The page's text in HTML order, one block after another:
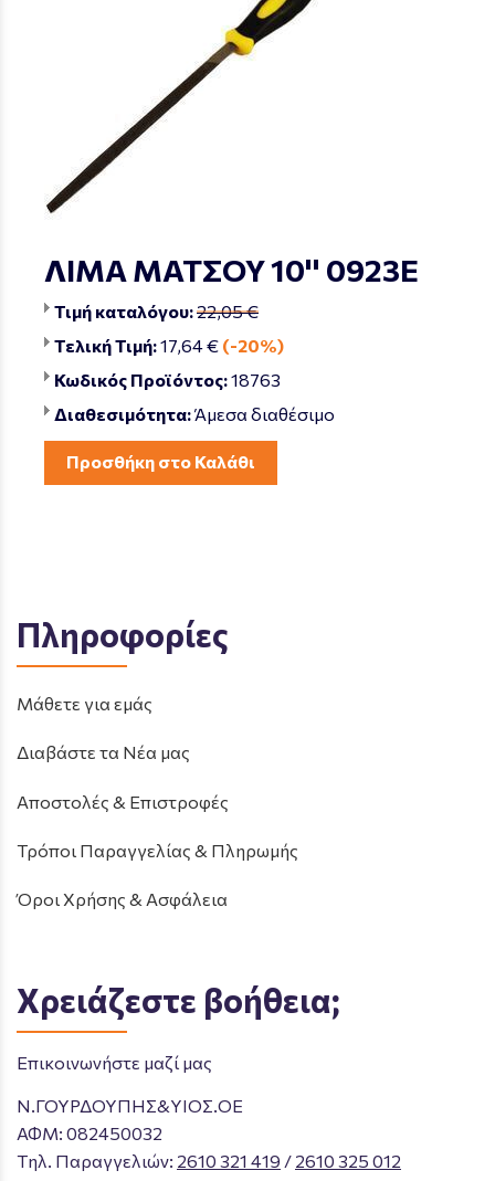
ΛΙΜΑ ΜΑΤΣΟΥ 10'' 0923Ε
Τιμή καταλόγου:22,05 €
Τελική Τιμή:17,64 € (-20%)
Κωδικός Προϊόντος:18763
Διαθεσιμότητα:Άμεσα διαθέσιμο
Προσθήκη στο Καλάθι
Πληροφορίες
Μάθετε για εμάς
Διαβάστε τα Νέα μας
Αποστολές & Επιστροφές
Τρόποι Παραγγελίας & Πληρωμής
Όροι Χρήσης & Ασφάλεια
Χρειάζεστε βοήθεια;
Επικοινωνήστε μαζί μας
Ν.ΓΟΥΡΔΟΥΠΗΣ&ΥΙΟΣ.ΟΕ
ΑΦΜ: 082450032
Tηλ. Παραγγελιών: 2610 321 419 / 2610 325 012